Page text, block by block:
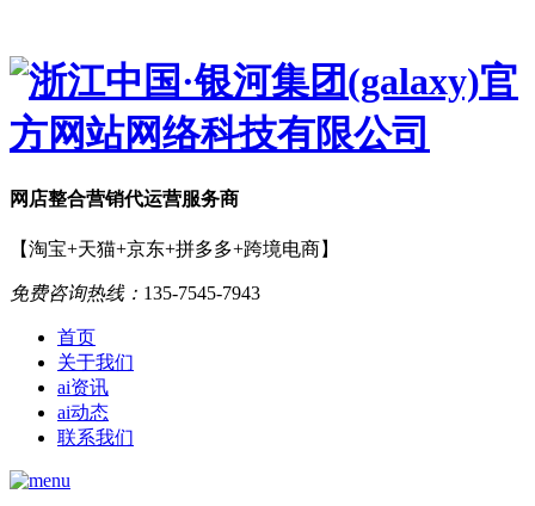
网店整合营销代运营服务商
【淘宝+天猫+京东+拼多多+跨境电商】
免费咨询热线： 135-7545-7943
首页
关于我们
ai资讯
ai动态
联系我们